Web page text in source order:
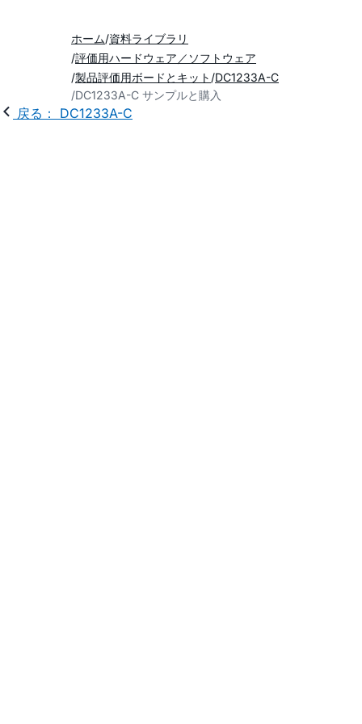
ホーム 資料ライブラリ
評価用ハードウェア／ソフトウェア
製品評価用ボードとキット DC1233A-C
DC1233A-C サンプルと購入
戻る： DC1233A-C